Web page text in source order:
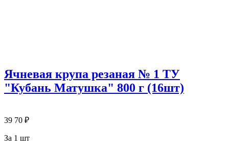
Ячневая крупа резаная № 1 ТУ
"Кубань Матушка" 800 г (16шт)
39 70 ₽
За 1 шт